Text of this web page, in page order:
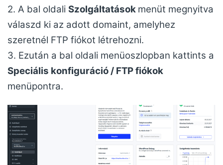
2. A bal oldali Szolgáltatások menüt megnyitva
válaszd ki az adott domaint, amelyhez
szeretnél FTP fiókot létrehozni.
3. Ezután a bal oldali menüoszlopban kattints a
Speciális konfiguráció / FTP fiókok
menüpontra.